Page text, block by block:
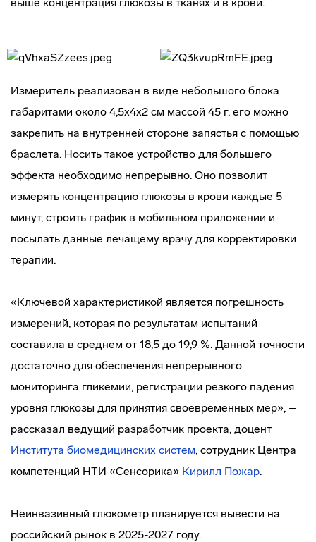
Измеритель реализован в виде небольшого блока
габаритами около 4,5х4х2 см массой 45 г, его можно
закрепить на внутренней стороне запястья с помощью
браслета. Носить такое устройство для большего
эффекта необходимо непрерывно. Оно позволит
измерять концентрацию глюкозы в крови каждые 5
минут, строить график в мобильном приложении и
посылать данные лечащему врачу для корректировки
терапии.
«Ключевой характеристикой является погрешность
измерений, которая по результатам испытаний
составила в среднем от 18,5 до 19,9 %. Данной точности
достаточно для обеспечения непрерывного
мониторинга гликемии, регистрации резкого падения
уровня глюкозы для принятия своевременных мер», –
рассказал ведущий разработчик проекта, доцент
Института биомедицинских систем, сотрудник Центра
компетенций НТИ «Сенсорика» Кирилл Пожар.
Неинвазивный глюкометр планируется вывести на
российский рынок в 2025-2027 году.